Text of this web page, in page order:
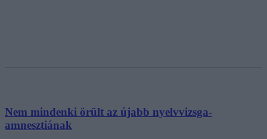
Nem mindenki örült az újabb nyelvvizsga-
amnesztiának